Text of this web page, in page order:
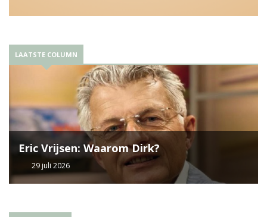
LAATSTE COLUMN
Eric Vrijsen: Waarom Dirk?
29 juli 2026